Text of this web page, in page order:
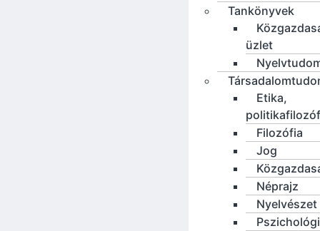
Tankönyvek
üzlet
Etika,
Filozófia
Jog
Néprajz
Nyelvészet